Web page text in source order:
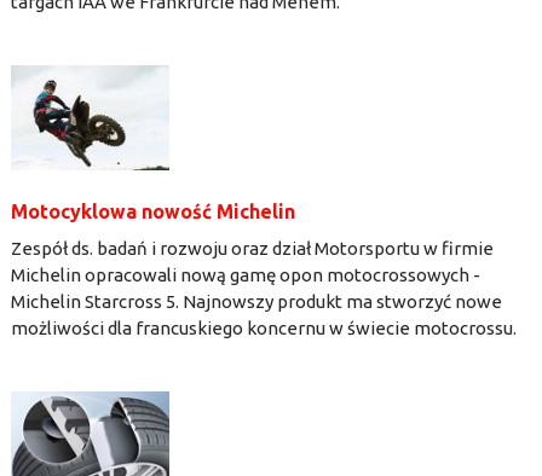
Motocyklowa nowość Michelin
Zespół ds. badań i rozwoju oraz dział Motorsportu w firmie
Michelin opracowali nową gamę opon motocrossowych -
Michelin Starcross 5. Najnowszy produkt ma stworzyć nowe
możliwości dla francuskiego koncernu w świecie motocrossu.